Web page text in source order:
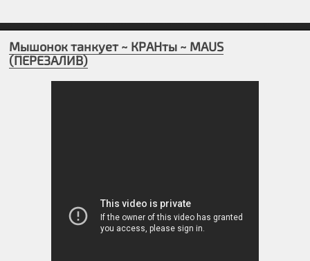
Мышонок танкует ~ КРАНты ~ MAUS
(ПЕРЕЗАЛИВ)